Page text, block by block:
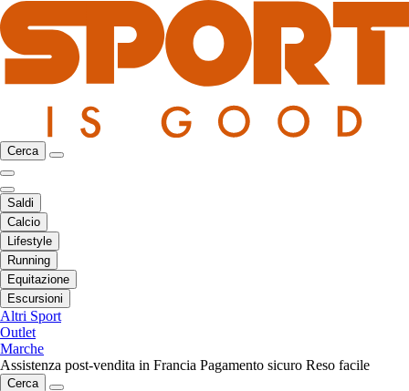
Cerca
Saldi
Calcio
Lifestyle
Running
Equitazione
Escursioni
Altri Sport
Outlet
Marche
Assistenza post-vendita in Francia Pagamento sicuro Reso facile
Cerca